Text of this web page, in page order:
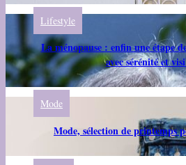
Lifestyle
La ménopause : enfin une étape
avec sérénité et
Mode
Mode, sélection de printemps